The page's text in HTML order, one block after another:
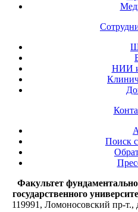
НИИ
Поиск
Факультет
государственного
119991, Ломоносовский пр-т.,